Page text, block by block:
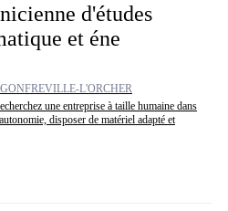
d'études
et éne
L'ORCHER
une entreprise à taille humaine dans
disposer de matériel adapté et